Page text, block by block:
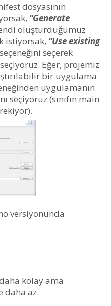
dosyasının
“Generate
oluşturduğumuz
istiyorsak, “Use existing
seçerek
Eğer, projemiz
bir uygulama
uygulamanın
seçiyoruz (sınıfın main
versiyonunda
kolay ama
daha az.